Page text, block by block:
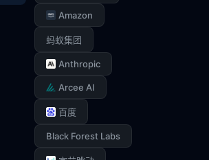
Amazon
蚂蚁集团
Anthropic
Arcee AI
百度
Black Forest Labs